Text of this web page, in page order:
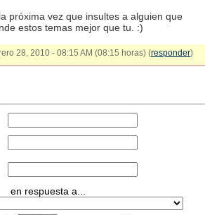
próxima vez que insultes a alguien que
estos temas mejor que tu. :)
28, 2010 - 08:15 AM (08:15 horas) (responder)
en respuesta a...